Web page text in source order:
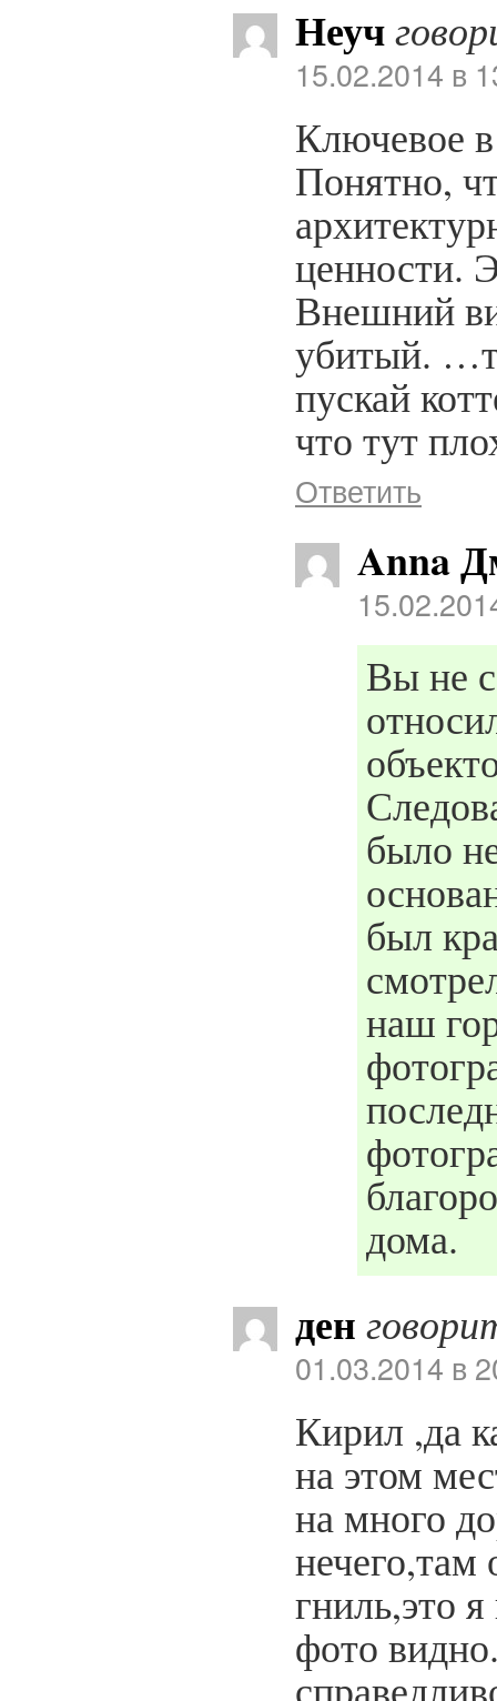
Неуч
15.02.2014 в
Ключевое
Понятно,
ценности.
Внешний
убитый.
пускай
что тут
Ответить
Anna
Вы не
было
был
наш
дома.
ден
01.03.2014 в
Кирил ,да
на этом
на много
нечего,там
гниль,это
фото